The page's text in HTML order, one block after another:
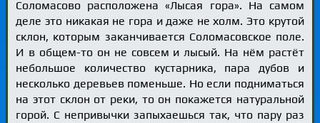
Соломасово расположена «Лысая гора». На самом
деле это никакая не гора и даже не холм. Это крутой
склон, которым заканчивается Соломасовское поле.
И в общем-то он не совсем и лысый. На нём растёт
небольшое количество кустарника, пара дубов и
несколько деревьев поменьше. Но если подниматься
на этот склон от реки, то он покажется натуральной
горой. С непривычки запыхаешься так, что пару раз